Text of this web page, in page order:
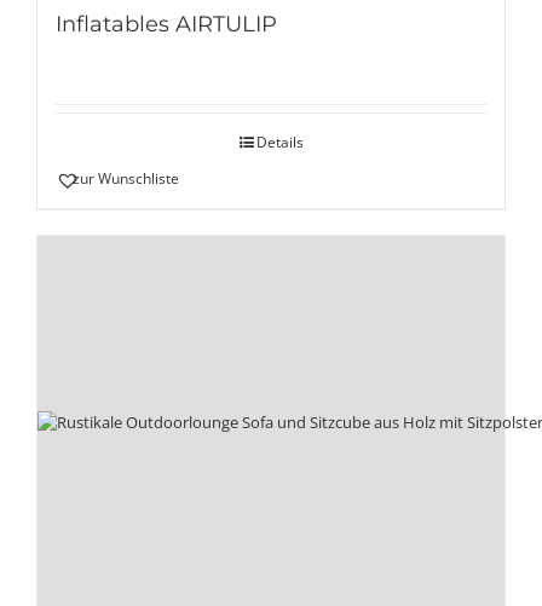
Inflatables AIRTULIP
Details
zur Wunschliste